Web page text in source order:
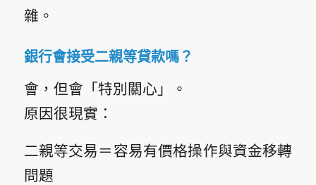
雜。
銀行會接受二親等貸款嗎？
會，但會「特別關心」。
原因很現實：
二親等交易＝容易有價格操作與資金移轉
問題